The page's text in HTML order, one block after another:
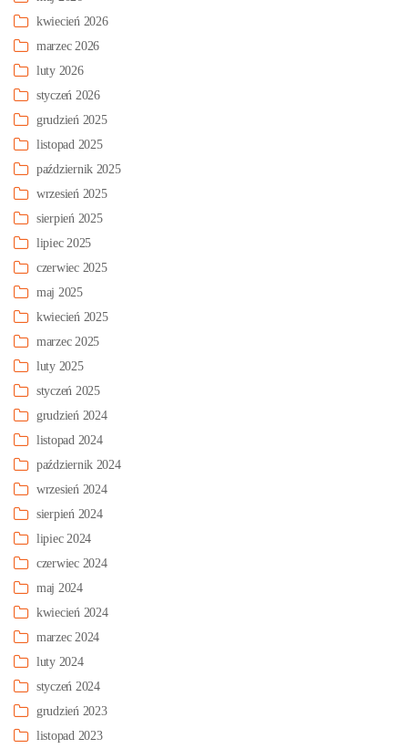
kwiecień 2026
marzec 2026
luty 2026
styczeń 2026
grudzień 2025
listopad 2025
październik 2025
wrzesień 2025
sierpień 2025
lipiec 2025
czerwiec 2025
maj 2025
kwiecień 2025
marzec 2025
luty 2025
styczeń 2025
grudzień 2024
listopad 2024
październik 2024
wrzesień 2024
sierpień 2024
lipiec 2024
czerwiec 2024
maj 2024
kwiecień 2024
marzec 2024
luty 2024
styczeń 2024
grudzień 2023
listopad 2023